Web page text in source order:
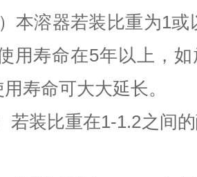
本溶器若装比重为1
用寿命在5年以上，
寿命可大大延长。
比重在1-1.2之间的